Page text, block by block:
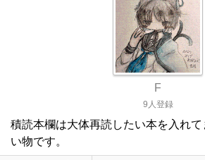
F
9人登録
積読本欄は大体再読したい本を入れ
い物です。